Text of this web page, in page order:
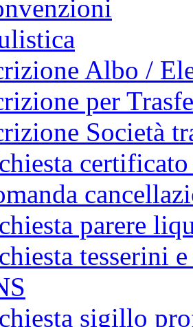
Albo /
per
Società
parere
tesserini
sigillo